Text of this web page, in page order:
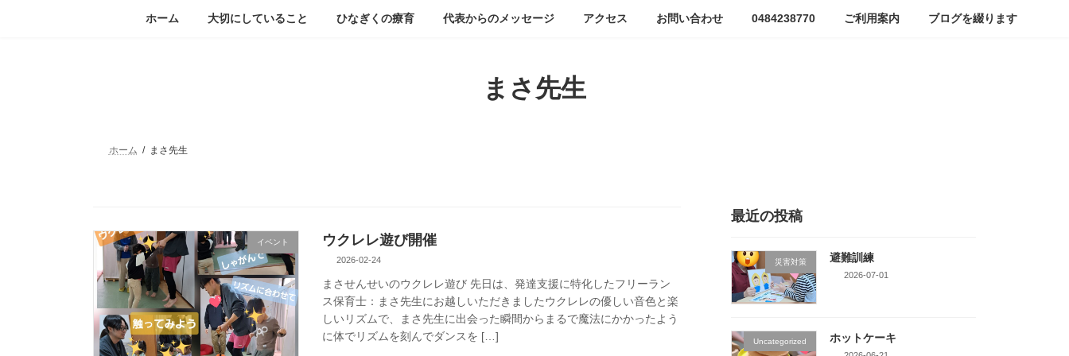
ホーム 大切にしていること ひなぎくの療育 代表からのメッセージ アクセス お問い合わせ 0484238770 ご利用案内 ブログを綴ります
まさ先生
ホーム まさ先生
イベント ウクレレ遊び開催
2026-02-24
まさせんせいのウクレレ遊び 先日は、発達支援に特化したフリーラン
ス保育士：まさ先生にお越しいただきましたウクレレの優しい音色と楽
しいリズムで、まさ先生に出会った瞬間からまるで魔法にかかったよう
に体でリズムを刻んでダンスを […]
最近の投稿
災害対策 避難訓練
2026-07-01
Uncategorized ホットケーキ